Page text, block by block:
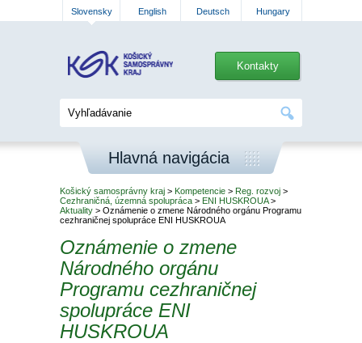
Slovensky English Deutsch Hungary
Kontakty
Hlavná navigácia
Košický samosprávny kraj > Kompetencie > Reg. rozvoj >
Cezhraničná, územná spolupráca > ENI HUSKROUA>
Aktuality > Oznámenie o zmene Národného orgánu Programu
cezhraničnej spolupráce ENI HUSKROUA
Oznámenie o zmene
Národného orgánu
Programu cezhraničnej
spolupráce ENI
HUSKROUA